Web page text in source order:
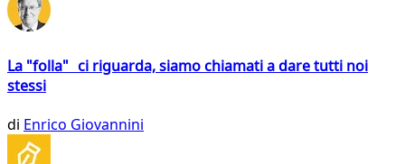
La "folla" ci riguarda, siamo chiamati a dare tutti noi
stessi
di Enrico Giovannini